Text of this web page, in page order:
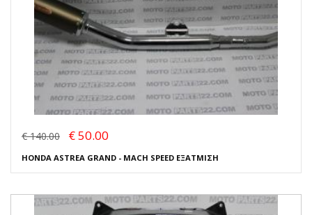
€ 140.00 € 50.00
HONDA ASTREA GRAND - MACH SPEED ΕΞΑΤΜΙΣΗ